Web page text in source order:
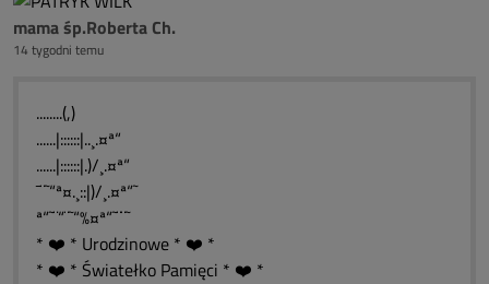
mama śp.Roberta Ch.
14 tygodni temu
........(,)
......|::::::|..¸.¤ª“
......|::::::|.)/¸.¤ª“
¯¨˜“ª¤.¸::|)/¸.¤ª“˜
ª“˜¨“¨˜“%¤ª“˜¨¨˜
* ❤️ * Urodzinowe * ❤️ *
* ❤️ * Światełko Pamięci * ❤️ *